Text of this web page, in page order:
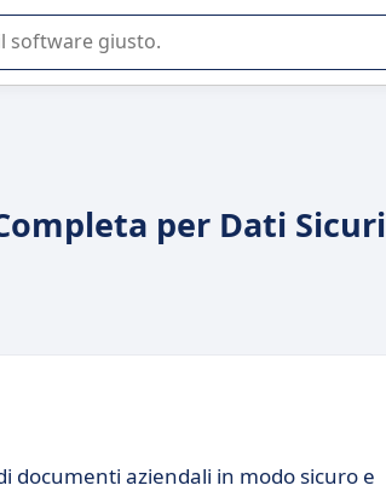
SaaS per la vostra azienda.
per Dati Sicuri
documenti aziendali in modo sicuro e